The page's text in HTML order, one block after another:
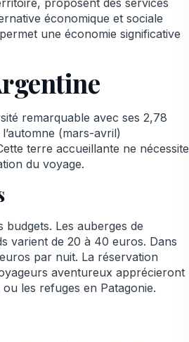
proposent des services
économique et sociale
une économie significative
remarquable avec ses 2,78
(mars-avril)
terre accueillante ne nécessite
du voyage.
budgets. Les auberges de
varient de 20 à 40 euros. Dans
par nuit. La réservation
aventureux apprécieront
les refuges en Patagonie.